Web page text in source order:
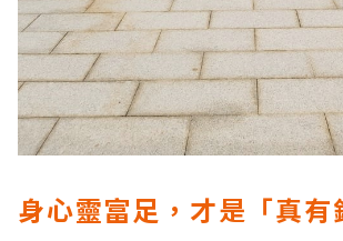
身心靈富足，才是「真有